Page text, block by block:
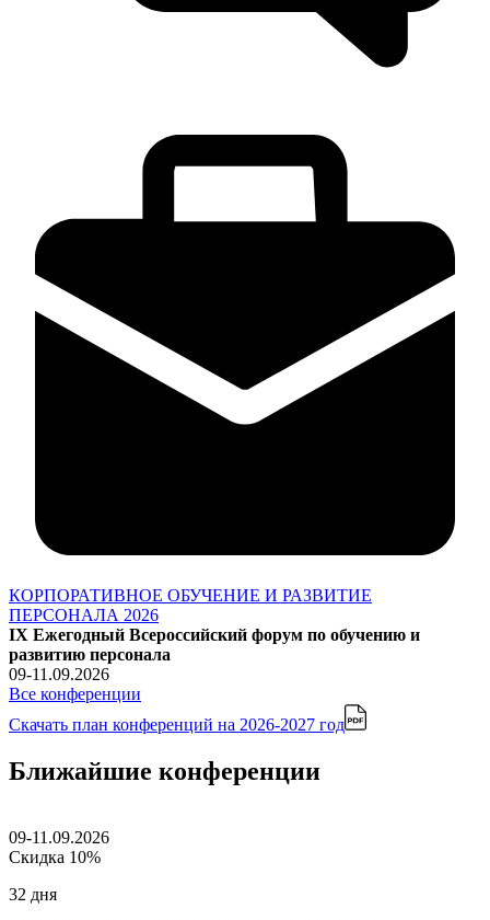
КОРПОРАТИВНОЕ ОБУЧЕНИЕ И РАЗВИТИЕ
ПЕРСОНАЛА 2026
IX Ежегодный Всероссийский форум по обучению и
развитию персонала
09-11.09.2026
Все конференции
Скачать план конференций на 2026-2027 год
Ближайшие конференции
09-11.09.2026
Скидка 10%
32 дня